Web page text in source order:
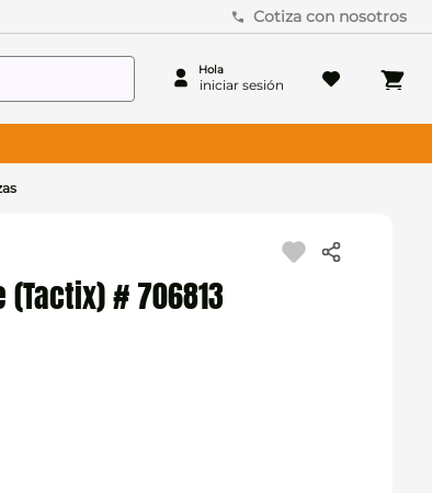
Cotiza con nosotros
(Tactix) # 706813